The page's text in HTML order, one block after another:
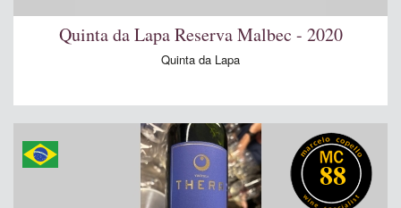
Quinta da Lapa Reserva Malbec - 2020
Quinta da Lapa
88